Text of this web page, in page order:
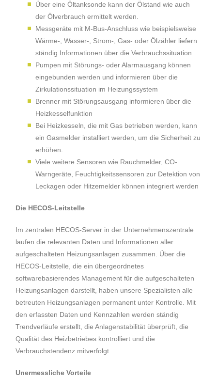
Über eine Öltanksonde kann der Ölstand wie auch
der Ölverbrauch ermittelt werden.
Messgeräte mit M-Bus-Anschluss wie beispielsweise
Wärme-, Wasser-, Strom-, Gas- oder Ölzähler liefern
ständig Informationen über die Verbrauchssituation
Pumpen mit Störungs- oder Alarmausgang können
eingebunden werden und informieren über die
Zirkulationssituation im Heizungssystem
Brenner mit Störungsausgang informieren über die
Heizkesselfunktion
Bei Heizkesseln, die mit Gas betrieben werden, kann
ein Gasmelder installiert werden, um die Sicherheit zu
erhöhen.
Viele weitere Sensoren wie Rauchmelder, CO-
Warngeräte, Feuchtigkeitssensoren zur Detektion von
Leckagen oder Hitzemelder können integriert werden
Die HECOS-Leitstelle
Im zentralen HECOS-Server in der Unternehmenszentrale
laufen die relevanten Daten und Informationen aller
aufgeschalteten Heizungsanlagen zusammen. Über die
HECOS-Leitstelle, die ein übergeordnetes
softwarebasierendes Management für die aufgeschalteten
Heizungsanlagen darstellt, haben unsere Spezialisten alle
betreuten Heizungsanlagen permanent unter Kontrolle. Mit
den erfassten Daten und Kennzahlen werden ständig
Trendverläufe erstellt, die Anlagenstabilität überprüft, die
Qualität des Heizbetriebes kontrolliert und die
Verbrauchstendenz mitverfolgt.
Unermessliche Vorteile